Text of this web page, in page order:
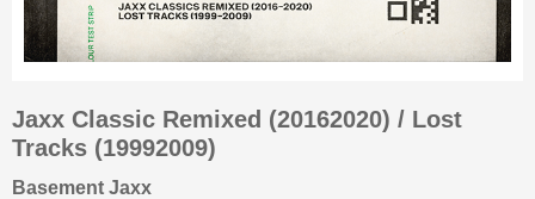
Jaxx Classic Remixed (20162020) / Lost
Tracks (19992009)
Basement Jaxx